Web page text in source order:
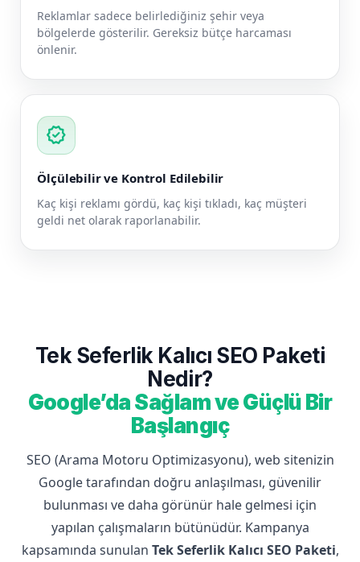
Reklamlar sadece belirlediğiniz şehir veya
bölgelerde gösterilir. Gereksiz bütçe harcaması
önlenir.
verified
Ölçülebilir ve Kontrol Edilebilir
Kaç kişi reklamı gördü, kaç kişi tıkladı, kaç müşteri
geldi net olarak raporlanabilir.
Tek Seferlik Kalıcı SEO Paketi
Nedir?
Google’da Sağlam ve Güçlü Bir
Başlangıç
SEO (Arama Motoru Optimizasyonu), web sitenizin
Google tarafından doğru anlaşılması, güvenilir
bulunması ve daha görünür hale gelmesi için
yapılan çalışmaların bütünüdür. Kampanya
kapsamında sunulan Tek Seferlik Kalıcı SEO Paketi,